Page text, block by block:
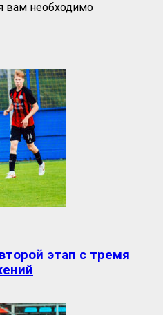
вам необходимо
этап с тремя